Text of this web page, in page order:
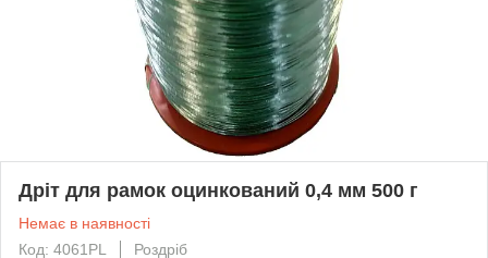
Дріт для рамок оцинкований 0,4 мм 500 г
Немає в наявності
Код: 4061PL
Роздріб